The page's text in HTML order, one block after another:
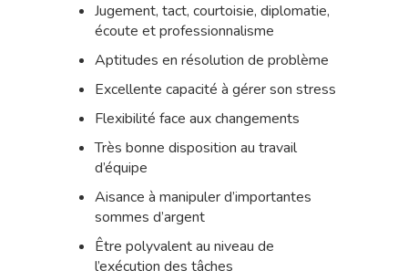
Jugement, tact, courtoisie, diplomatie,
écoute et professionnalisme
Aptitudes en résolution de problème
Excellente capacité à gérer son stress
Flexibilité face aux changements
Très bonne disposition au travail
d’équipe
Aisance à manipuler d’importantes
sommes d’argent
Être polyvalent au niveau de
l’exécution des tâches